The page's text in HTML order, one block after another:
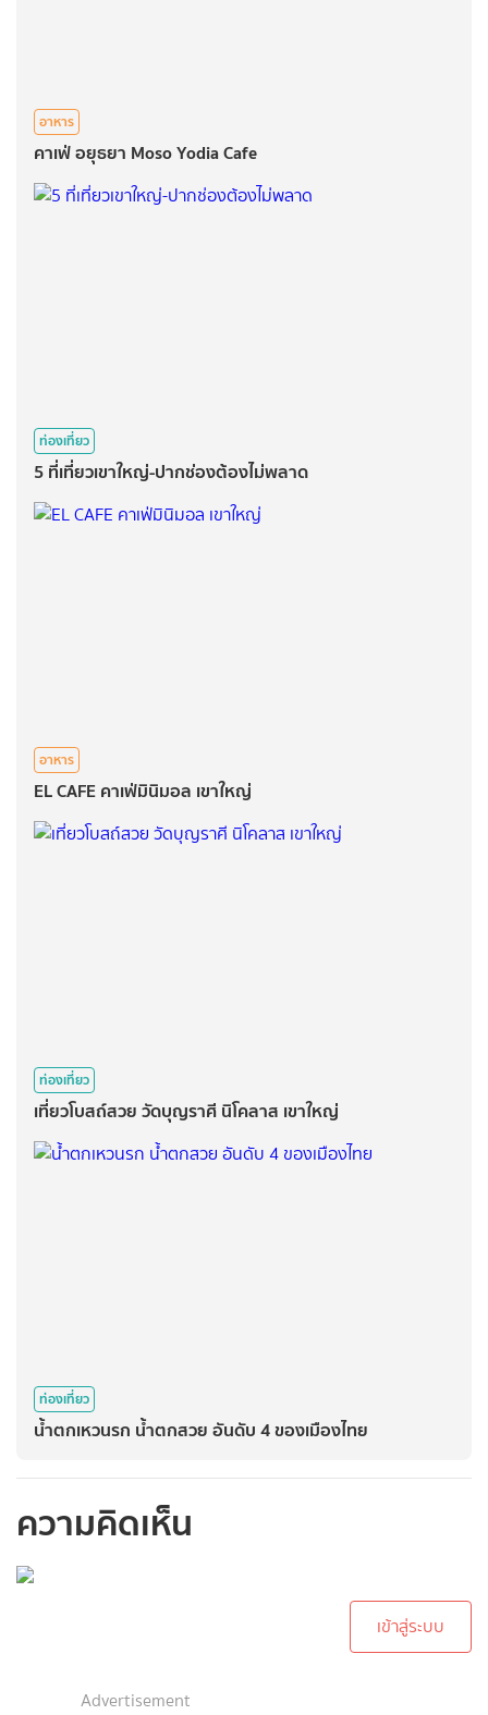
อาหาร
คาเฟ่ อยุธยา Moso Yodia Cafe
ท่องเที่ยว
5 ที่เที่ยวเขาใหญ่-ปากช่องต้องไม่พลาด
อาหาร
EL CAFE คาเฟ่มินิมอล เขาใหญ่
ท่องเที่ยว
เที่ยวโบสถ์สวย วัดบุญราศี นิโคลาส เขาใหญ่
ท่องเที่ยว
น้ำตกเหวนรก น้ำตกสวย อันดับ 4 ของเมืองไทย
ความคิดเห็น
เข้าสู่ระบบ
Advertisement